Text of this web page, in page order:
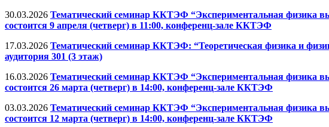
30.03.2026 Тематический семинар ККТЭФ “Экспериментальная физика
состоится 9 апреля (четверг) в 11:00, конференц-зале ККТЭФ
17.03.2026 Тематический семинар ККТЭФ: “Теоретическая физика и
аудитория 301 (3 этаж)
16.03.2026 Тематический семинар ККТЭФ “Экспериментальная физика
состоится 26 марта (четверг) в 14:00, конференц-зале ККТЭФ
03.03.2026 Тематический семинар ККТЭФ “Экспериментальная физика
состоится 12 марта (четверг) в 14:00, конференц-зале ККТЭФ